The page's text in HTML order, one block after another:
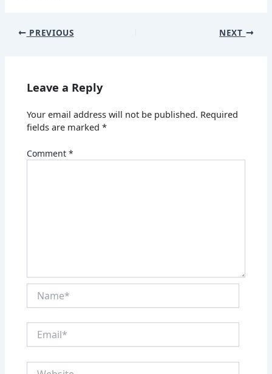
PREVIOUS NEXT
Leave a Reply
Your email address will not be published. Required
fields are marked*
Comment*